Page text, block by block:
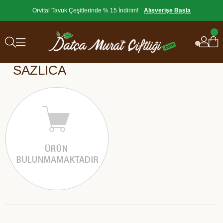
Orvital Tavuk Çeşitlerinde % 15 İndirim! Alışverişe Başla
SAZLICA